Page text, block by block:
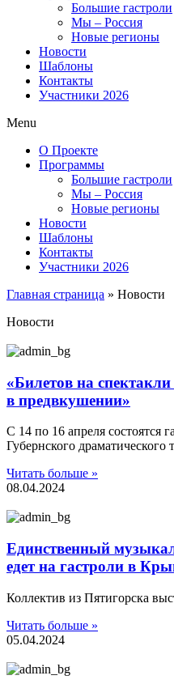
Большие гастроли
Мы – Россия
Новые регионы
Новости
Шаблоны
Контакты
Участники 2026
Menu
О Проекте
Программы
Большие гастроли
Мы – Россия
Новые регионы
Новости
Шаблоны
Контакты
Участники 2026
Главная страница » Новости
Новости
«Билетов на
в предвкушении»
С 14 по 16 апреля состоятся
Губернского драматического
Читать больше »
08.04.2024
Единственный
едет на гастроли в
Коллектив из Пятигорска
Читать больше »
05.04.2024